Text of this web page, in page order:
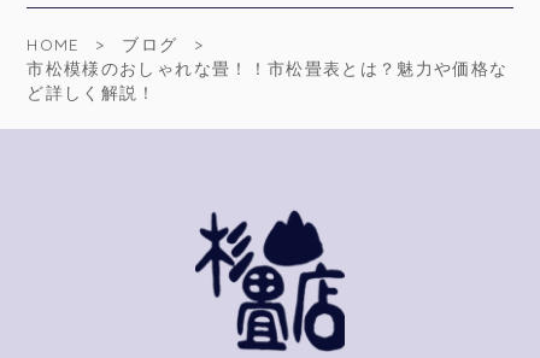
HOME
ブログ
市松模様のおしゃれな畳！！市松畳表とは？魅力や価格な
ど詳しく解説！